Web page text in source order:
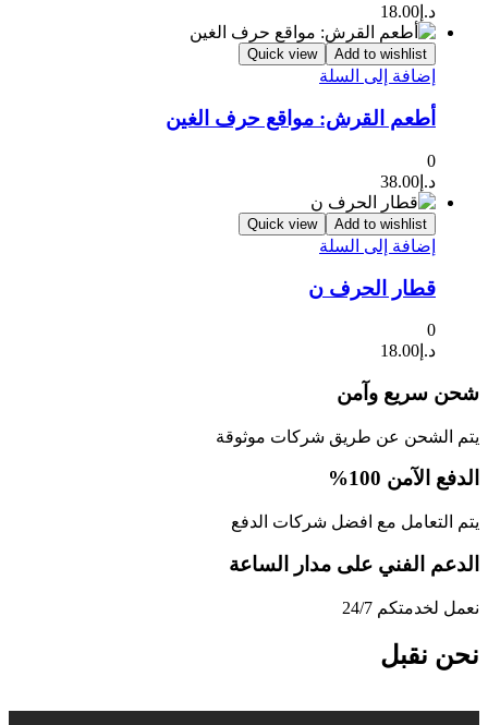
د.إ 18.00
Add to wishlist
Quick view
إضافة إلى السلة
أطعم القرش: مواقع حرف الغين
0
د.إ 38.00
Add to wishlist
Quick view
إضافة إلى السلة
قطار الحرف ن
0
د.إ 18.00
شحن سريع وآمن
يتم الشحن عن طريق شركات موثوقة
الدفع الآمن 100%
يتم التعامل مع افضل شركات الدفع
الدعم الفني على مدار الساعة
نعمل لخدمتكم 24/7
نحن نقبل